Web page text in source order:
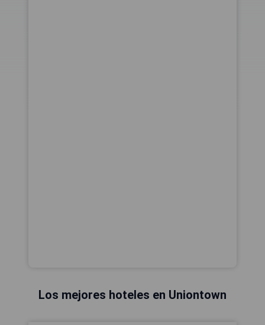
Los mejores hoteles en Uniontown